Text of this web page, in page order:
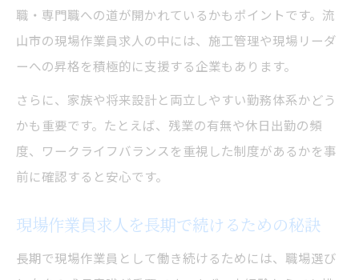
ント
現場作業員求人の最新事情から学ぶ成功秘
訣
現場作業員求人の長期化傾向と対策
職・専門職への道が開かれているかもポイントです。流
山市の現場作業員求人の中には、施工管理や現場リーダ
ーへの昇格を積極的に支援する企業もあります。
さらに、家族や将来設計と両立しやすい勤務体系かどう
かも重要です。たとえば、残業の有無や休日出勤の頻
度、ワークライフバランスを重視した制度があるかを事
前に確認すると安心です。
現場作業員求人を長期で続けるための秘訣
長期で現場作業員として働き続けるためには、職場選び